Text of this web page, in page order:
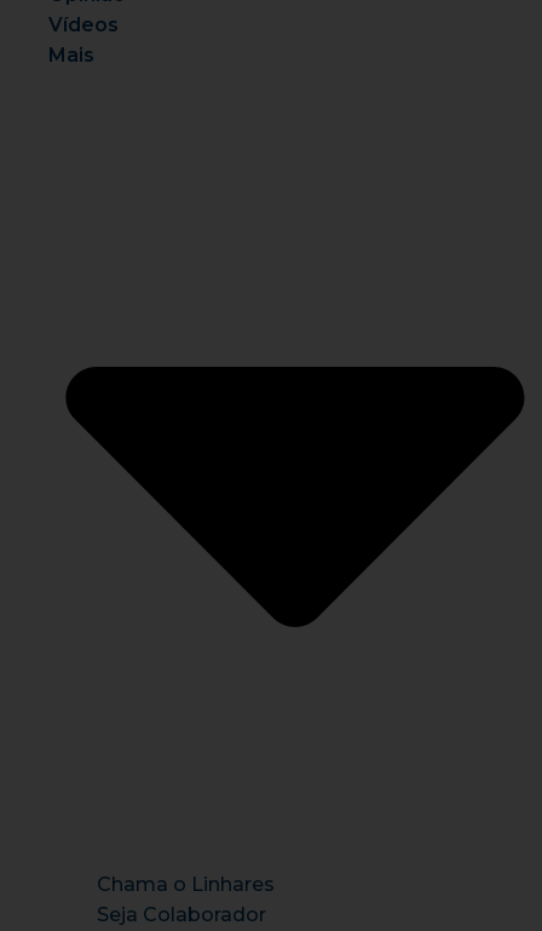
Vídeos
Mais
Chama o Linhares
Seja Colaborador